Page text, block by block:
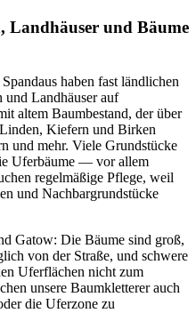
und Bäume
haben fast ländlichen
und Landhäuser auf
altem Baumbestand, der über
Kiefern und Birken
und mehr. Viele Grundstücke
Uferbäume — vor allem
regelmäßige Pflege, weil
und Nachbargrundstücke
Gatow: Die Bäume sind groß,
von der Straße, und schwere
Uferflächen nicht zum
unsere Baumkletterer auch
die Uferzone zu